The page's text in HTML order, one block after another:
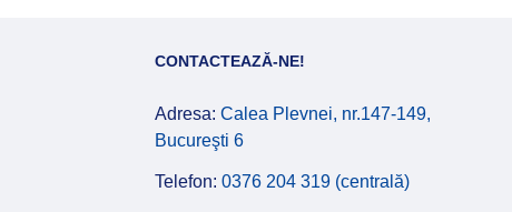
CONTACTEAZĂ-NE!
Adresa: Calea Plevnei, nr.147-149,
Bucureşti 6
Telefon: 0376 204 319 (centrală)